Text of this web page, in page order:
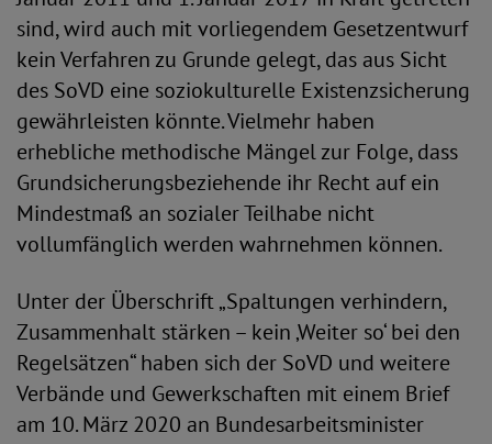
sind, wird auch mit vorliegendem Gesetzentwurf
kein Verfahren zu Grunde gelegt, das aus Sicht
des SoVD eine soziokulturelle Existenzsicherung
gewährleisten könnte. Vielmehr haben
erhebliche methodische Mängel zur Folge, dass
Grundsicherungsbeziehende ihr Recht auf ein
Mindestmaß an sozialer Teilhabe nicht
vollumfänglich werden wahrnehmen können.
Unter der Überschrift „Spaltungen verhindern,
Zusammenhalt stärken – kein ‚Weiter so‘ bei den
Regelsätzen“ haben sich der SoVD und weitere
Verbände und Gewerkschaften mit einem Brief
am 10. März 2020 an Bundesarbeitsminister